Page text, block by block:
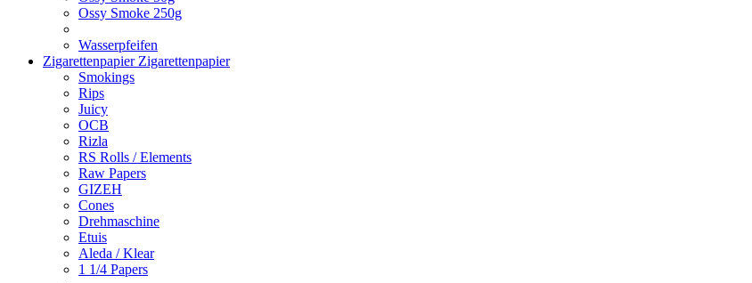
Ossy Smoke 250g
Wasserpfeifen
Zigarettenpapier Zigarettenpapier
Smokings
Rips
Juicy
OCB
Rizla
RS Rolls / Elements
Raw Papers
GIZEH
Cones
Drehmaschine
Etuis
Aleda / Klear
1 1/4 Papers